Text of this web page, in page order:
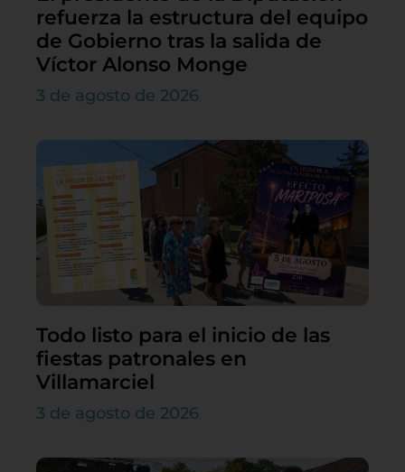
refuerza la estructura del equipo
de Gobierno tras la salida de
Víctor Alonso Monge
3 de agosto de 2026
Todo listo para el inicio de las
fiestas patronales en
Villamarciel
3 de agosto de 2026